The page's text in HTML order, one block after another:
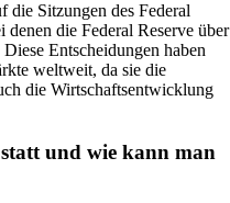
die Sitzungen des Federal
die Federal Reserve über
Entscheidungen haben
weltweit, da sie die
die Wirtschaftsentwicklung
und wie kann man